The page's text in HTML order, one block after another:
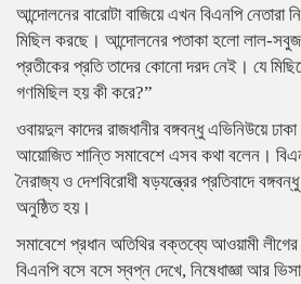
আন্দোলনের বারোটা বাজিয়ে এখন বিএনপি
মিছিল করছে। আন্দোলনের পতাকা হলো লাল-
প্রতীকের প্রতি তাদের কোনো দরদ নেই। যে
গণমিছিল হয় কী করে?”
ওবায়দুল কাদের রাজধানীর বঙ্গবন্ধু এভিনিউয়ে
আয়োজিত শান্তি সমাবেশে এসব কথা বলেন।
নৈরাজ্য ও দেশবিরোধী ষড়যন্ত্রের প্রতিবাদে
অনুষ্ঠিত হয়।
সমাবেশে প্রধান অতিথির বক্তব্যে আওয়ামী
বিএনপি বসে বসে স্বপ্ন দেখে, নিষেধাজ্ঞা আর